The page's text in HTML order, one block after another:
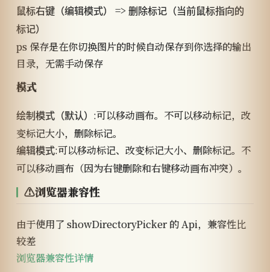
鼠标右键（编辑模式）
=>删除标记（当前鼠标指向的
标记）
ps 保存是在你切换图片的时候自动保存到你选择的输出
目录，无需手动保存
模式
绘制模式（默认） :可以移动画布。不可以移动标记，改
变标记大小，删除标记。
编辑模式:可以移动标记、改变标记大小、删除标记。不
可以移动画布（因为右键删除和右键移动画布冲突）。
⚠浏览器兼容性
由于使用了 showDirectoryPicker 的 Api，兼容性比
较差
浏览器兼容性详情